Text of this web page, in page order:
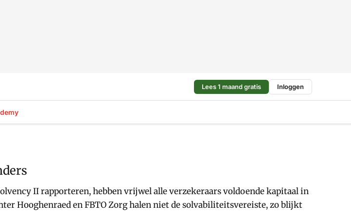
Lees 1 maand gratis Inloggen
II rapporteren, hebben vrijwel alle verzekeraars voldoende kapitaal in
Hooghenraed en FBTO Zorg halen niet de solvabiliteitsvereiste, zo blijkt